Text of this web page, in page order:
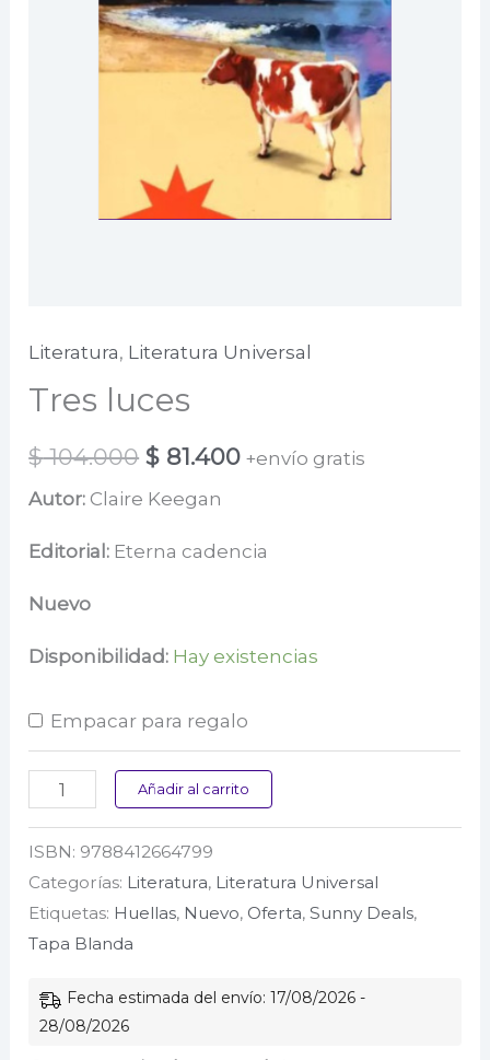
Literatura, Literatura Universal
Tres luces
$104.000 El
precio
original
$ 81.400El
actual
+envío gratis
Autor: Claire Keegan
Editorial: Eterna cadencia
Nuevo
Disponibilidad: Hay existencias
Empacar para regalo
Tres
cantidad
Añadir al carrito
ISBN: 9788412664799
Categorías: Literatura, Literatura Universal
Etiquetas: Huellas, Nuevo, Oferta,Sunny Deals,
Tapa Blanda
Fecha estimada del envío: 17/08/2026 -
28/08/2026